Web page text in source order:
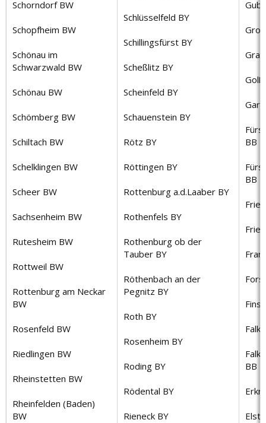
Schorndorf BW
Schopfheim BW
Schönau im
Schwarzwald BW
Schönau BW
Schömberg BW
Schiltach BW
Schelklingen BW
Scheer BW
Sachsenheim BW
Rutesheim BW
Rottweil BW
Rottenburg am Neckar
BW
Rosenfeld BW
Riedlingen BW
Rheinstetten BW
Rheinfelden (Baden)
BW
Schlüsselfeld BY
Schillingsfürst BY
Scheßlitz BY
Scheinfeld BY
Schauenstein BY
Rötz BY
Röttingen BY
Rottenburg a.d.Laaber BY
Rothenfels BY
Rothenburg ob der
Tauber BY
Röthenbach an der
Pegnitz BY
Roth BY
Rosenheim BY
Roding BY
Rödental BY
Rieneck BY
BB
BB
BB